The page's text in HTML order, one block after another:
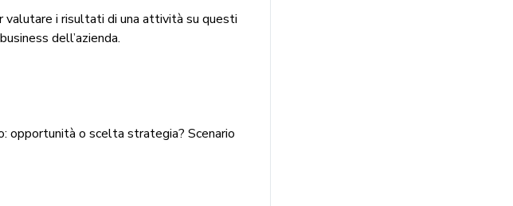
valutare i risultati di una attività su questi
dell’azienda.
opportunità o scelta strategia? Scenario